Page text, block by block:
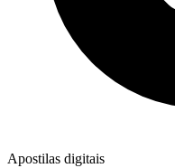
Apostilas digitais